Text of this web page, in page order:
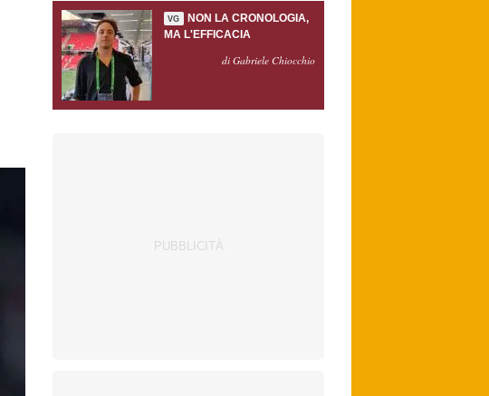
VG
NON LA CRONOLOGIA,
MA L'EFFICACIA
di Gabriele Chiocchio